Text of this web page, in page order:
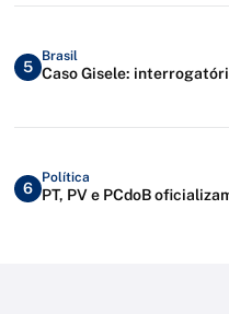
5
Brasil
Caso Gisele:
6
Política
PT, PV e PCdoB